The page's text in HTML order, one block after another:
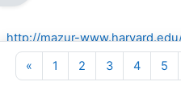
http://mazur-
peer_instruction.pdf
«Página anterior
1 Página 1
2Página 2
3Página 3
4Página 4
5